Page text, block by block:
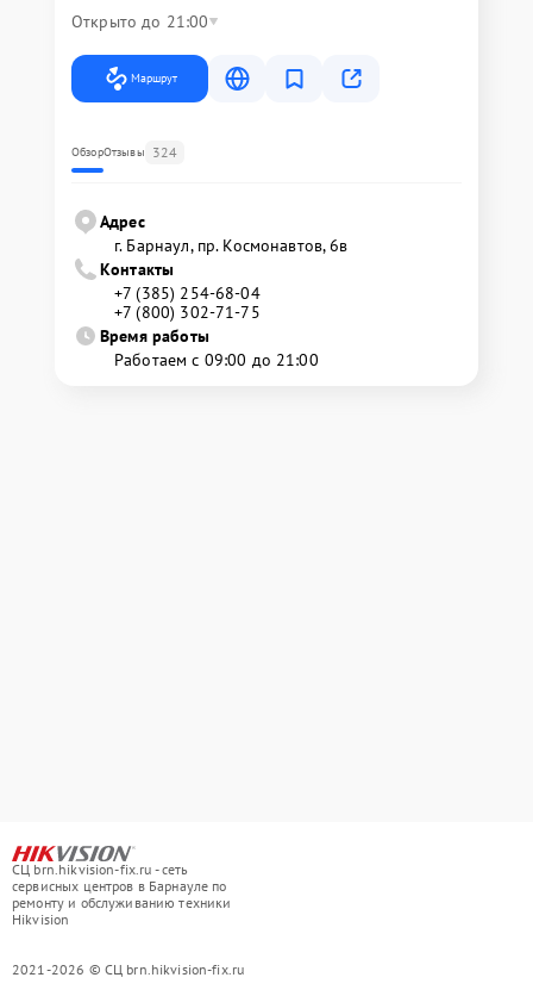
Открыто до 21:00
Маршрут
ОбзорОтзывы 324
Адрес
г. Барнаул, ​пр. Космонавтов, 6в
Контакты
+7 (385) 254-68-04
+7 (800) 302-71-75
Время работы
Работаем с 09:00 до 21:00
СЦ brn.hikvision-fix.ru - сеть
сервисных центров в Барнауле по
ремонту и обслуживанию техники
Hikvision
2021-2026 © СЦ brn.hikvision-fix.ru